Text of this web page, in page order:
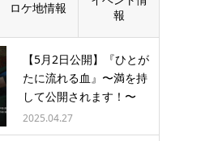
ロケ地情報
報
【5月2日公開】『ひとが
たに流れる血』〜満を持
して公開されます！〜
2025.04.27